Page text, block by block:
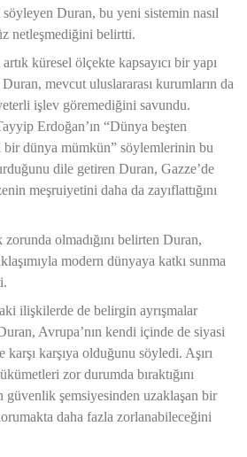
Duran, bu yeni sistemin nasıl
netleşmediğini belirtti.
küresel ölçekte kapsayıcı bir yapı
Duran, mevcut uluslararası kurumların da
işlev göremediğini savundu.
Erdoğan’ın “Dünya beşten
dünya mümkün” söylemlerinin bu
dile getiren Duran, Gazze’de
meşruiyetini daha da zayıflattığını
olmadığını belirten Duran,
modern dünyaya katkı sunma
ilişkilerde de belirgin ayrışmalar
Avrupa’nın kendi içinde de siyasi
karşıya olduğunu söyledi. Aşırı
zor durumda bıraktığını
şemsiyesinden uzaklaşan bir
daha fazla zorlanabileceğini